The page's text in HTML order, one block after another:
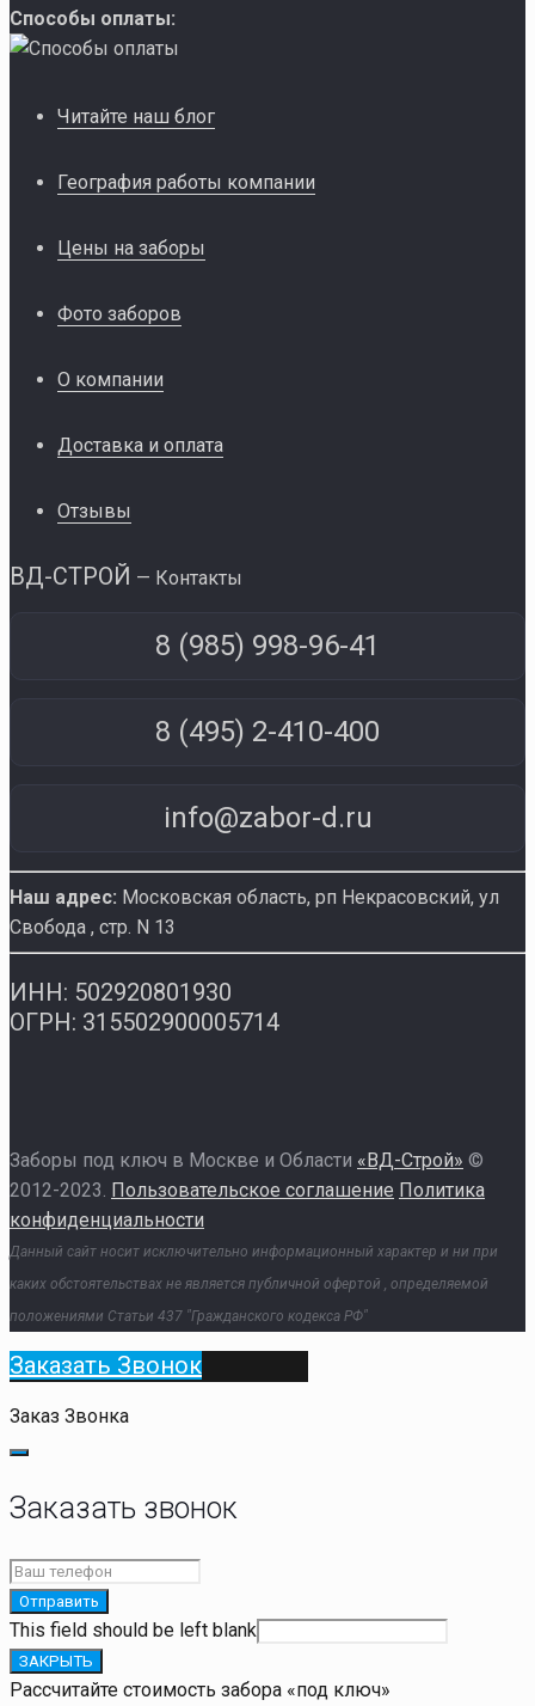
Способы оплаты:
Читайте наш блог
География работы компании
Цены на заборы
Фото заборов
О компании
Доставка и оплата
Отзывы
ВД-СТРОЙ — Контакты
8 (985) 998-96-41
8 (495) 2-410-400
info@zabor-d.ru
Наш адрес: Московская область, рп Некрасовский, ул
Свобода , стр. N 13
ИНН: 502920801930
ОГРН: 315502900005714
Заборы под ключ в Москве и Области «ВД-Строй» ©
2012-2023. Пользовательское соглашение Политика
конфиденциальности
Данный сайт носит исключительно информационный характер и ни при
каких обстоятельствах не является публичной офертой , определяемой
положениями Статьи 437 "Гражданского кодекса РФ"
Заказать Звонок
Заказ Звонка
Заказать звонок
Отправить
This field should be left blank
ЗАКРЫТЬ
Рассчитайте стоимость забора «под ключ»